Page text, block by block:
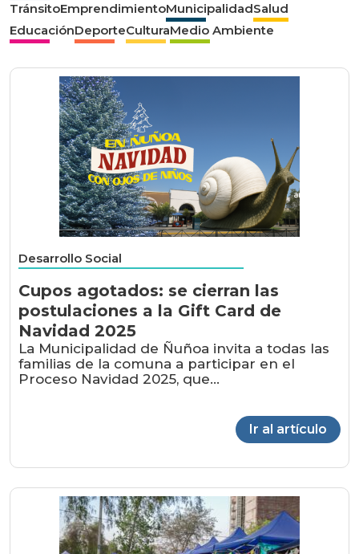
Desarrollo Social
Cupos agotados: se cierran las
postulaciones a la Gift Card de
Navidad 2025
La Municipalidad de Ñuñoa invita a todas las
familias de la comuna a participar en el
Proceso Navidad 2025, que...
Ir al artículo
TránsitoEmprendimientoMunicipalidadSalud
EducaciónDeporteCulturaMedio Ambiente